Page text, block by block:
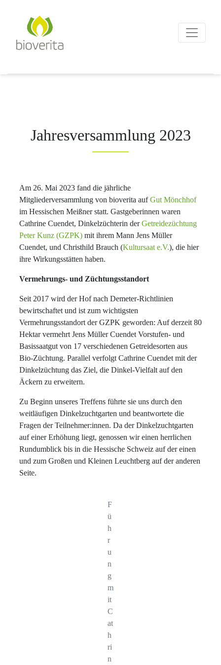
Von der Züchtung bis zum
Jahresversammlung 2023
Am 26. Mai 2023 fand die jährliche
Mitgliederversammlung von bioverita aufGut Mönchhof
im Hessischen Meißner statt. Gastgeberinnen waren
Cathrine Cuendet, Dinkelzüchterin derGetreidezüchtung
Peter Kunz (GZPK) mit ihrem Mann Jens Müller
Cuendet, und Christhild Brauch (Kultursaat e.V.), die hier
ihre Wirkungsstätten haben.
Vermehrungs- und Züchtungsstandort
Seit 2017 wird der Hof nach Demeter-Richtlinien
bewirtschaftet und ist zum wichtigsten
Vermehrungsstandort der GZPK geworden: Auf derzeit 80
Hektar vermehrt Jens Müller Cuendet Vorstufen- und
Basissaatgut von 17 verschiedenen Getreidesorten aus
Bio-Züchtung. Parallel verfolgt Cathrine Cuendet mit der
Dinkelzüchtung das Ziel, die Dinkel-Vielfalt auf den
Äckern zu erweitern.
Zu Beginn unseres Treffens führte sie uns durch den
weitläufigen Dinkelzuchtgarten und beantwortete die
Fragen der Teilnehmer:innen. Da der Dinkelzuchtgarten
auf einer Erhöhung liegt, genossen wir einen herrlichen
Rundumblick bis in die Hessische Schweiz auf der einen
und zum Großen und Kleinen Leuchtberg auf der anderen
Seite.
F
ü
h
r
u
n
g
m
it
C
at
h
ri
n